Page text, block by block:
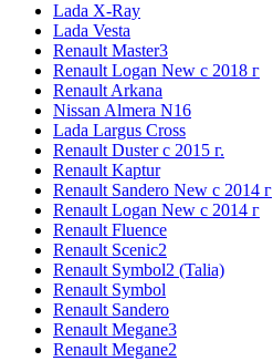
Lada X-Ray
Lada Vesta
Renault Master3
Renault Logan New с 2018 г
Renault Arkana
Nissan Almera N16
Lada Largus Cross
Renault Duster с 2015 г.
Renault Kaptur
Renault Sandero New с 2014 г
Renault Logan New с 2014 г
Renault Fluence
Renault Scenic2
Renault Symbol2 (Talia)
Renault Symbol
Renault Sandero
Renault Megane3
Renault Megane2